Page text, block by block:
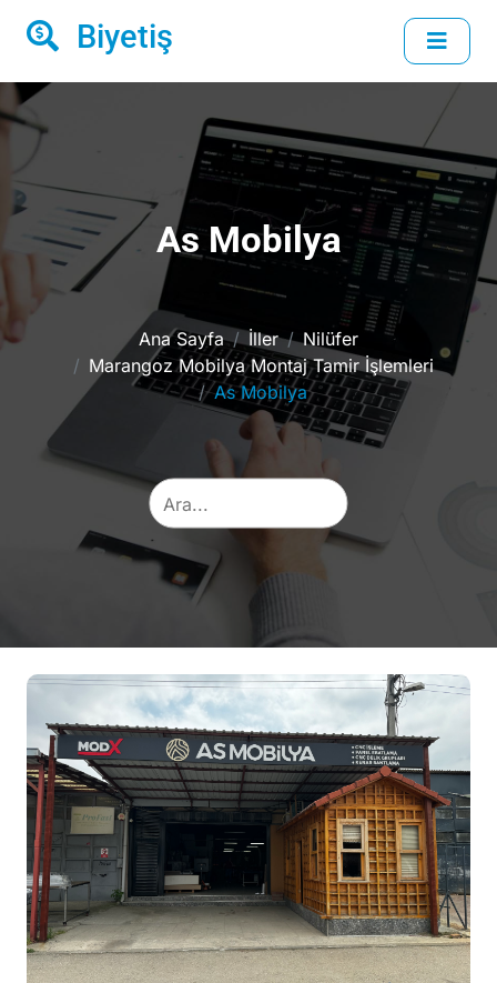
Biyetiş
As Mobilya
Ana Sayfa İller
Nilüfer
Marangoz Mobilya Montaj Tamir İşlemleri
As Mobilya